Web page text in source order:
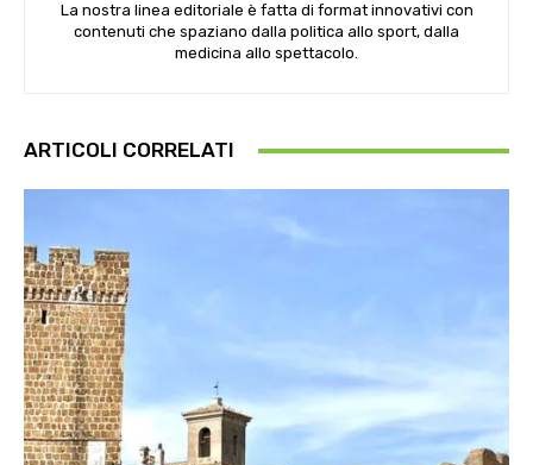
La nostra linea editoriale è fatta di format innovativi con
contenuti che spaziano dalla politica allo sport, dalla
medicina allo spettacolo.
ARTICOLI CORRELATI